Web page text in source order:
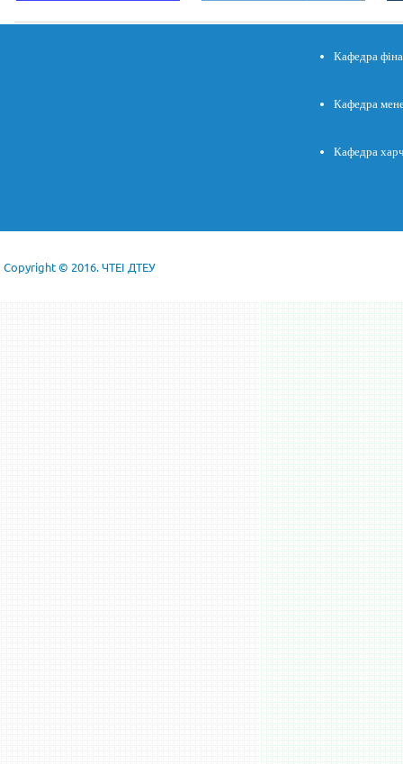
Кафедра
Кафедра
Кафедра
Copyright © 2016. ЧТЕІ ДТЕУ